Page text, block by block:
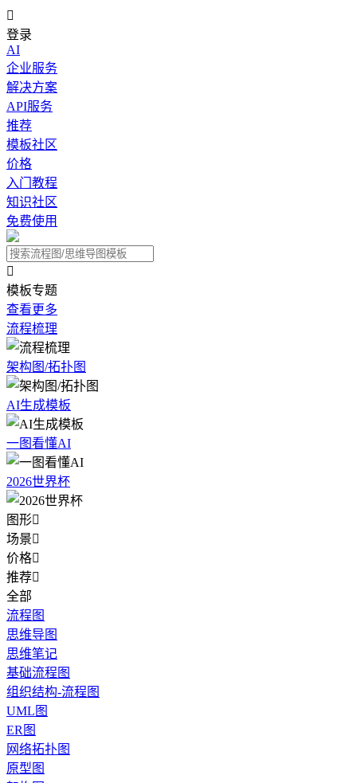

登录
AI
企业服务
解决方案
API服务
推荐
模板社区
价格
入门教程
知识社区
免费使用

模板专题
查看更多
流程梳理
架构图/拓扑图
AI生成模板
一图看懂AI
2026世界杯
图形
场景
价格
推荐
全部
流程图
思维导图
思维笔记
基础流程图
组织结构-流程图
UML图
ER图
网络拓扑图
原型图